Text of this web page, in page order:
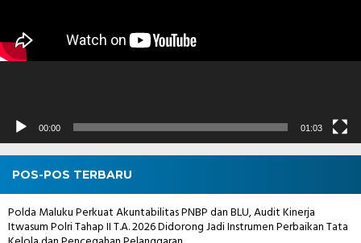
00:00 01:03
POS-POS TERBARU
Polda Maluku Perkuat Akuntabilitas PNBP dan BLU, Audit Kinerja
Itwasum Polri Tahap II T.A. 2026 Didorong Jadi Instrumen Perbaikan Tata